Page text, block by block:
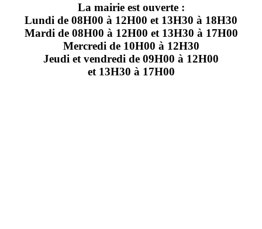
La mairie est ouverte :
Lundi de 08H00 à 12H00 et 13H30 à 18H30
Mardi de 08H00 à 12H00 et 13H30 à 17H00
Mercredi de 10H00 à 12H30
Jeudi et vendredi de 09H00 à 12H00
et 13H30 à 17H00